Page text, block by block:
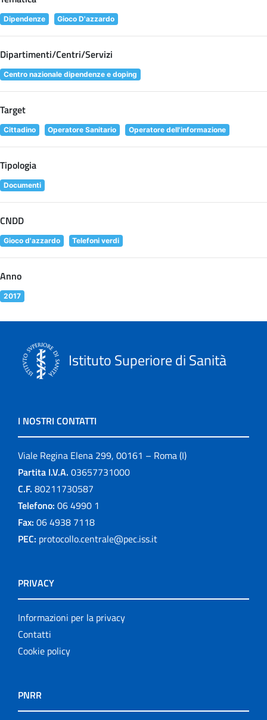
Dipendenze Gioco D'azzardo
Dipartimenti/Centri/Servizi
Centro nazionale dipendenze e doping
Target
Cittadino Operatore Sanitario Operatore dell'informazione
Tipologia
Documenti
CNDD
Gioco d'azzardo Telefoni verdi
Anno
2017
Istituto Superiore di Sanità
I NOSTRI CONTATTI
Viale Regina Elena 299, 00161 – Roma (I)
Partita I.V.A. 03657731000
C.F. 80211730587
Telefono: 06 4990 1
Fax: 06 4938 7118
PEC: protocollo.centrale@pec.iss.it
PRIVACY
Informazioni per la privacy
Contatti
Cookie policy
PNRR